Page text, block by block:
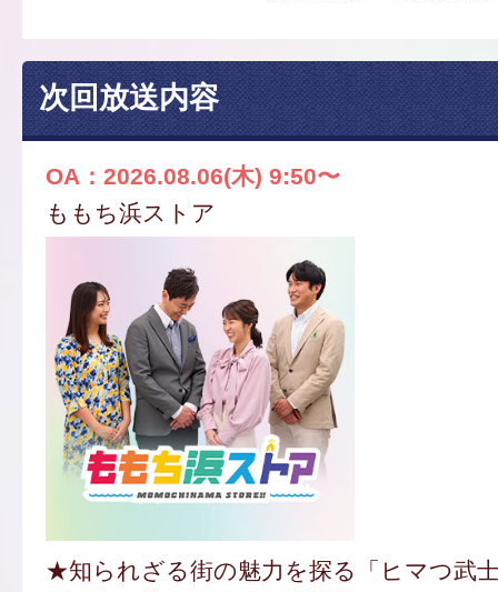
次回放送内容
OA：2026.08.06(木) 9:50〜
ももち浜ストア
★知られざる街の魅力を探る「ヒマつ武